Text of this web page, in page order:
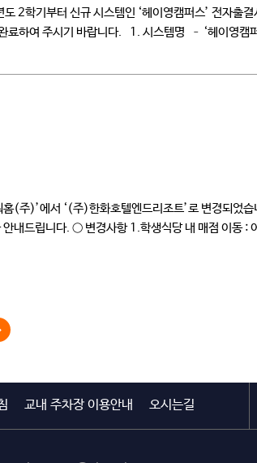
2학기부터 신규 시스템인 ‘헤이영캠퍼스’ 전자출
료하여 주시기 바랍니다. 1. 시스템명 – ‘헤이영
)’에서 ‘(주)한화호텔엔드리조트’로 변경되었습
내드립니다. ○ 변경사항 1.학생식당 내 매점 이동
교내 주차장 이용안내 오시는길